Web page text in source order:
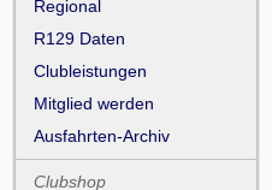
Regional
R129 Daten
Clubleistungen
Mitglied werden
Ausfahrten-Archiv
Clubshop